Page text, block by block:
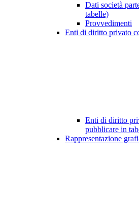
Dati società
tabelle)
Provvedimenti
Enti di diritto privato
Enti di diritto
pubblicare in
Rappresentazione